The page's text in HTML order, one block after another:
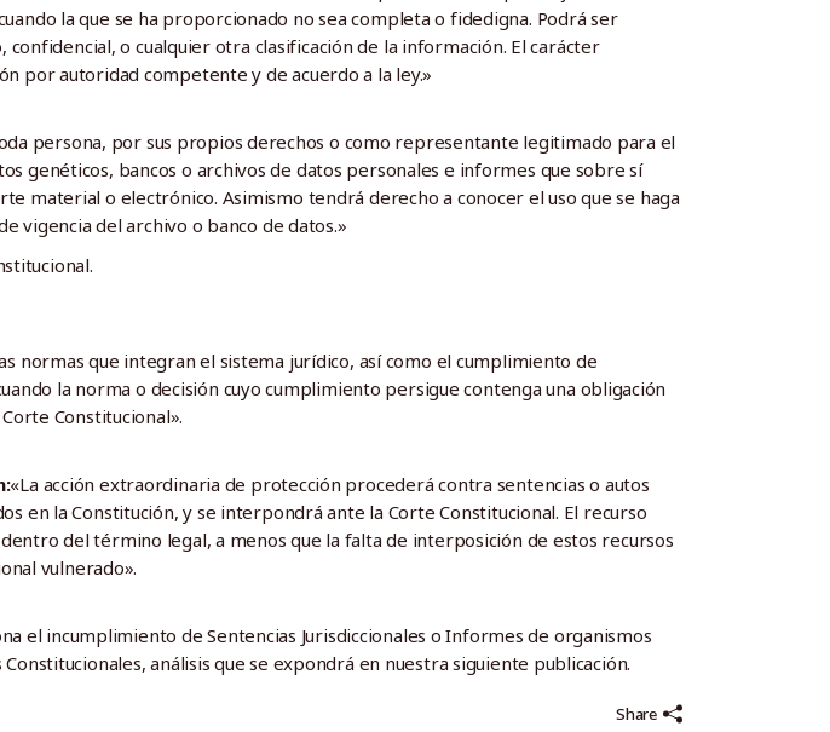
la que se ha proporcionado no sea completa o fidedigna. Podrá ser
o cualquier otra clasificación de la información. El carácter
por autoridad competente y de acuerdo a la ley.»
persona, por sus propios derechos o como representante legitimado para el
genéticos, bancos o archivos de datos personales e informes que sobre sí
material o electrónico. Asimismo tendrá derecho a conocer el uso que se haga
vigencia del archivo o banco de datos.»
normas que integran el sistema jurídico, así como el cumplimiento de
la norma o decisión cuyo cumplimiento persigue contenga una obligación
Constitucional».
«La acción extraordinaria de protección procederá contra sentencias o autos
en la Constitución, y se interpondrá ante la Corte Constitucional. El recurso
del término legal, a menos que la falta de interposición de estos recursos
vulnerado».
el incumplimiento de Sentencias Jurisdiccionales o Informes de organismos
análisis que se expondrá en nuestra siguiente publicación.
Share